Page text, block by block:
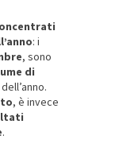
: i
, sono
di
, è invece
.